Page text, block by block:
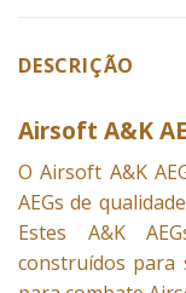
DESCRIÇÃO
Airsoft A&K
OAirsoft A&K
AEGs de
Estes A&K
construídos para